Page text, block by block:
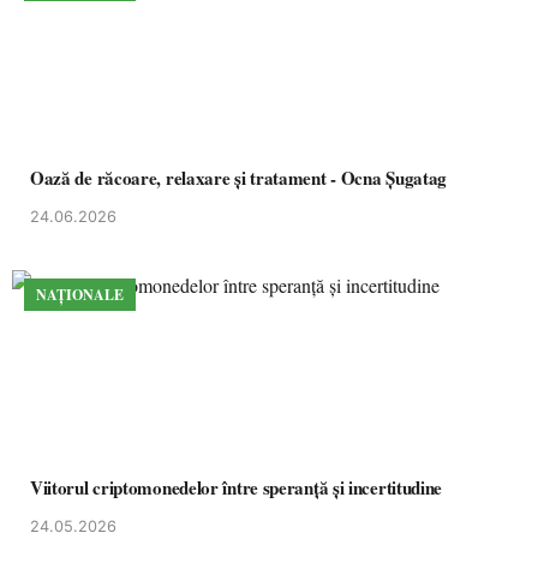
Oază de răcoare, relaxare și tratament - Ocna Șugatag
24.06.2026
NAȚIONALE
Viitorul criptomonedelor între speranță și incertitudine
24.05.2026